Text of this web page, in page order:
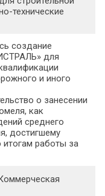
технические
создание
для
и иного
о занесении
как
среднего
достигшему
итогам работы за